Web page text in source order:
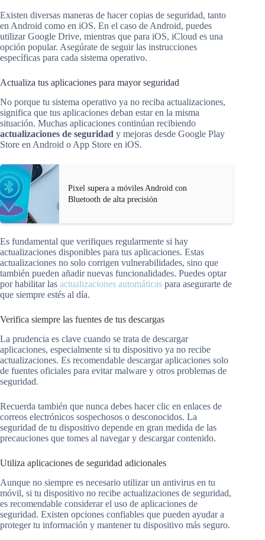
Existen diversas maneras de hacer copias de seguridad, tanto
en Android como en iOS. En el caso de Android, puedes
utilizar Google Drive, mientras que para iOS, iCloud es una
opción popular. Asegúrate de seguir las instrucciones
específicas para cada sistema operativo.
Actualiza tus aplicaciones para mayor seguridad
No porque tu sistema operativo ya no reciba actualizaciones,
significa que tus aplicaciones deban estar en la misma
situación. Muchas aplicaciones continúan recibiendo
actualizaciones de seguridad y mejoras desde Google Play
Store en Android o App Store en iOS.
Pixel supera a móviles Android con
Bluetooth de alta precisión
Es fundamental que verifiques regularmente si hay
actualizaciones disponibles para tus aplicaciones. Estas
actualizaciones no solo corrigen vulnerabilidades, sino que
también pueden añadir nuevas funcionalidades. Puedes optar
por habilitar las actualizaciones automáticas para asegurarte de
que siempre estés al día.
Verifica siempre las fuentes de tus descargas
La prudencia es clave cuando se trata de descargar
aplicaciones, especialmente si tu dispositivo ya no recibe
actualizaciones. Es recomendable descargar aplicaciones solo
de fuentes oficiales para evitar malware y otros problemas de
seguridad.
Recuerda también que nunca debes hacer clic en enlaces de
correos electrónicos sospechosos o desconocidos. La
seguridad de tu dispositivo depende en gran medida de las
precauciones que tomes al navegar y descargar contenido.
Utiliza aplicaciones de seguridad adicionales
Aunque no siempre es necesario utilizar un antivirus en tu
móvil, si tu dispositivo no recibe actualizaciones de seguridad,
es recomendable considerar el uso de aplicaciones de
seguridad. Existen opciones confiables que pueden ayudar a
proteger tu información y mantener tu dispositivo más seguro.